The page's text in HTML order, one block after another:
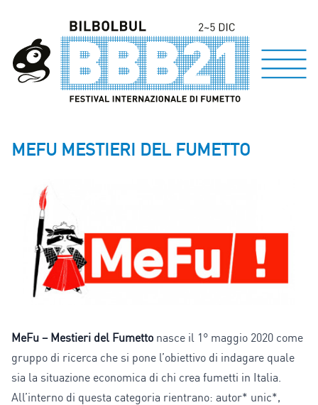
MEFU MESTIERI DEL FUMETTO
MeFu – Mestieri del Fumetto nasce il 1° maggio 2020 come
gruppo di ricerca che si pone l’obiettivo di indagare quale
sia la situazione economica di chi crea fumetti in Italia.
All’interno di questa categoria rientrano: autor* unic*,